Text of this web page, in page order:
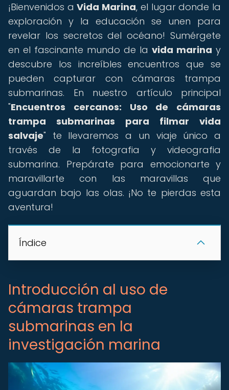
¡Bienvenidos aVida Marina, el lugar donde la
exploración y la educación se unen para
revelar los secretos del océano! Sumérgete
en el fascinante mundo de la vida marina y
descubre los increíbles encuentros que se
pueden capturar con cámaras trampa
submarinas. En nuestro artículo principal
"Encuentros cercanos: Uso de cámaras
trampa submarinas para filmar vida
salvaje" te llevaremos a un viaje único a
través de la fotografia y videografia
submarina. Prepárate para emocionarte y
maravillarte con las maravillas que
aguardan bajo las olas. ¡No te pierdas esta
aventura!
Índice
Introducción al uso de
cámaras trampa
submarinas en la
investigación marina